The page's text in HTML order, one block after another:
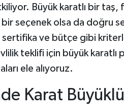
Büyük karatlı bir
seçenek olsa da doğru
sertifika ve bütçe gibi
teklifi için büyük karatlı
ele alıyoruz.
Karat